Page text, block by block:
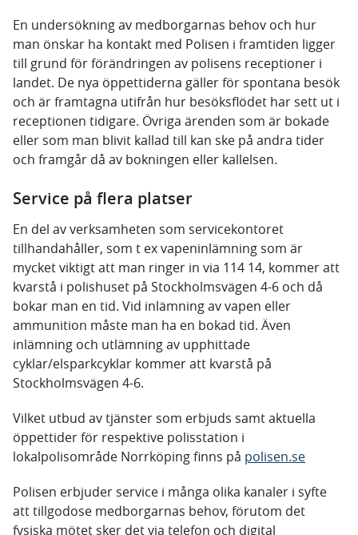
En undersökning av medborgarnas behov och hur
man önskar ha kontakt med Polisen i framtiden ligger
till grund för förändringen av polisens receptioner i
landet. De nya öppettiderna gäller för spontana besök
och är framtagna utifrån hur besöksflödet har sett ut i
receptionen tidigare. Övriga ärenden som är bokade
eller som man blivit kallad till kan ske på andra tider
och framgår då av bokningen eller kallelsen.
Service på flera platser
En del av verksamheten som servicekontoret
tillhandahåller, som t ex vapeninlämning som är
mycket viktigt att man ringer in via 114 14, kommer att
kvarstå i polishuset på Stockholmsvägen 4-6 och då
bokar man en tid. Vid inlämning av vapen eller
ammunition måste man ha en bokad tid. Även
inlämning och utlämning av upphittade
cyklar/elsparkcyklar kommer att kvarstå på
Stockholmsvägen 4-6.
Vilket utbud av tjänster som erbjuds samt aktuella
öppettider för respektive polisstation i
lokalpolisområde Norrköping finns på polisen.se
Polisen erbjuder service i många olika kanaler i syfte
att tillgodose medborgarnas behov, förutom det
fysiska mötet sker det via telefon och digital